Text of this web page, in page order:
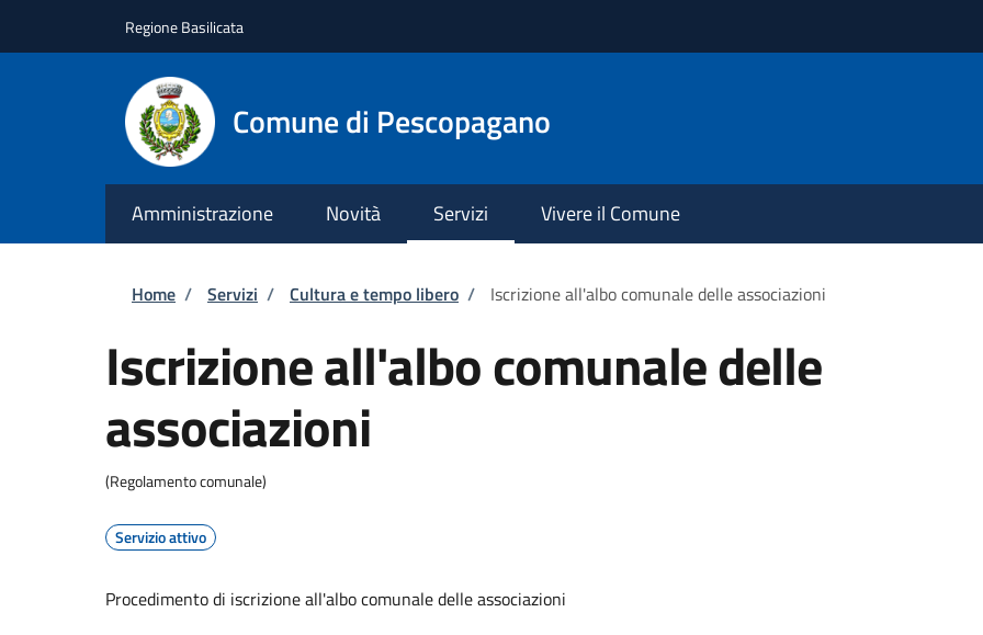
Regione Basilicata
Comune di Pescopagano
Amministrazione Novità Servizi Vivere il Comune
Briciole di pane
Home / Servizi / Cultura e tempo libero / Iscrizione all'albo comunale delle associazioni
Iscrizione all'albo comunale delle
associazioni
(Regolamento comunale)
Servizio attivo
Procedimento di iscrizione all'albo comunale delle associazioni